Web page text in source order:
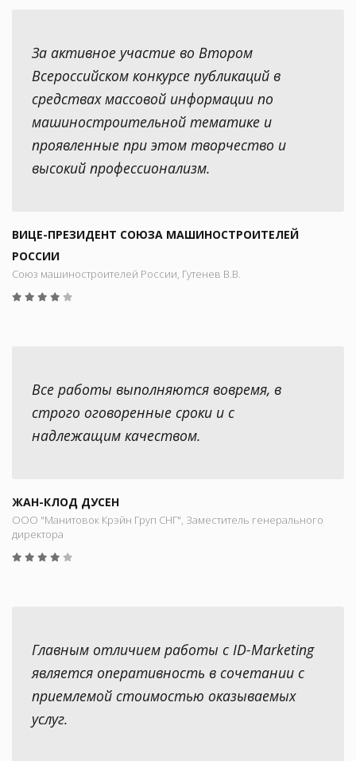
За активное участие во Втором
Всероссийском конкурсе публикаций в
средствах массовой информации по
машиностроительной тематике и
проявленные при этом творчество и
высокий профессионализм.
ВИЦЕ-ПРЕЗИДЕНТ СОЮЗА МАШИНОСТРОИТЕЛЕЙ
РОССИИ
Союз машиностроителей России, Гутенев В.В.
Все работы выполняются вовремя, в
строго оговоренные сроки и с
надлежащим качеством.
ЖАН-КЛОД ДУСЕН
ООО "Манитовок Крэйн Груп СНГ", Заместитель генерального
директора
Главным отличием работы с ID-Marketing
является оперативность в сочетании с
приемлемой стоимостью оказываемых
услуг.